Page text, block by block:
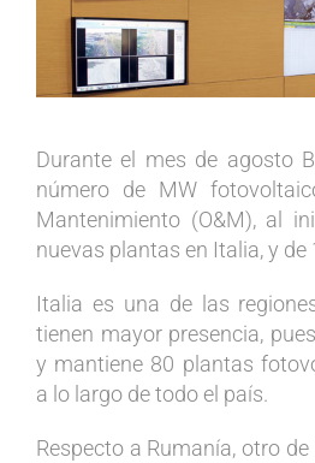
grande
Durante el mes de agosto
número de MW
Mantenimiento (O&M), al
nuevas plantas en Italia, y de
Italia es una de las
tienen mayor presencia,
y mantiene 80 plantas
a lo largo de todo el país.
Respecto a Rumanía, otro